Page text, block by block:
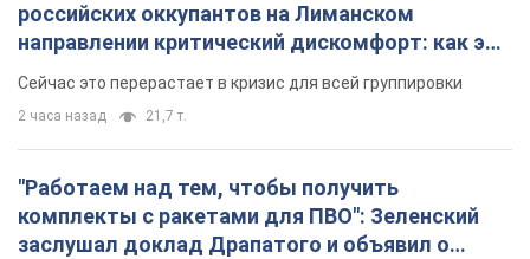
российских оккупантов на Лиманском
направлении критический дискомфорт: как это
удалось
Сейчас это перерастает в кризис для всей группировки
2 часа назад 21,7 т.
"Работаем над тем, чтобы получить
комплекты с ракетами для ПВО": Зеленский
заслушал доклад Драпатого и объявил о